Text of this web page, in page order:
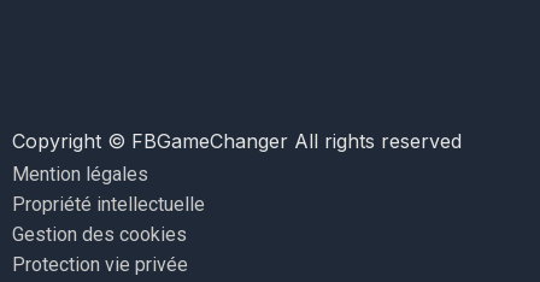
Copyright © FBGameChanger All rights reserved
Mention légales
Propriété intellectuelle
Gestion des cookies
Protection vie privée